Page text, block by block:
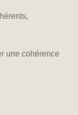
une cohérence